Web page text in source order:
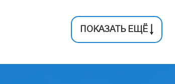
ПОКАЗАТЬ ЕЩЁ